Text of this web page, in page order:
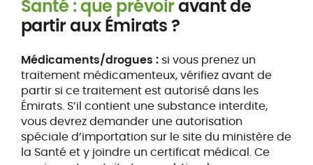
Santé : que prévoiravant de
partir aux Émirats ?
Médicaments/drogues : si vous prenez un
traitement médicamenteux, vérifiez avant de
partir si ce traitement est autorisé dans les
Émirats. S’il contient une substance interdite,
vous devrez demander une autorisation
spéciale d’importation sur le site du ministère de
la Santé et y joindre un certificat médical. Ce